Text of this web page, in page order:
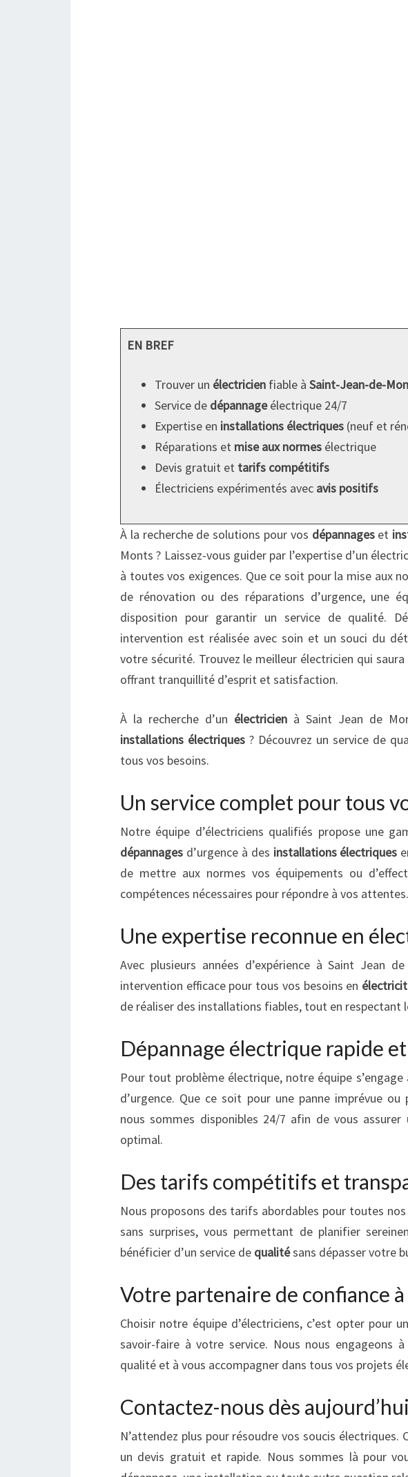
EN BREF
Trouver un électricien fiable à Saint-Jean-de-
Service de dépannageélectrique 24/7
Expertise en installations électriques (neuf et
Réparations et mise aux normes électrique
Devis gratuit et tarifs compétitifs
Électriciens expérimentés avec avis positifs
À la recherche de solutions pour vos dépannageset
Monts ? Laissez-vous guider par l’expertise d’un
à toutes vos exigences. Que ce soit pour la mise aux
de rénovation ou des réparations d’urgence, une
disposition pour garantir un service de qualité.
intervention est réalisée avec soin et un souci du
votre sécurité. Trouvez le meilleur électricien qui
offrant tranquillité d’esprit et satisfaction.
À la recherche d’un électricienà Saint Jean de
installations électriques? Découvrez un service de
tous vos besoins.
Un service complet pour tous
Notre équipe d’électriciens qualifiés propose une
dépannages d’urgence à des installations électriques
de mettre aux normes vos équipements ou
compétences nécessaires pour répondre à vos attentes.
Une expertise reconnue en
Avec plusieurs années d’expérience à Saint Jean
intervention efficace pour tous vos besoins en
de réaliser des installations fiables, tout en respectant
Dépannage électrique rapide
Pour tout problème électrique, notre équipe
d’urgence. Que ce soit pour une panne imprévue
nous sommes disponibles 24/7 afin de vous
optimal.
Des tarifs compétitifs et
Nous proposons des tarifs abordables pour toutes
sans surprises, vous permettant de planifier
bénéficier d’un service de qualitésans dépasser votre
Votre partenaire de confiance
Choisir notre équipe d’électriciens, c’est opter pour un
savoir-faire à votre service. Nous nous engageons
qualité et à vous accompagner dans tous vos projets
Contactez-nous dès aujourd’hui
N’attendez plus pour résoudre vos soucis électriques.
un devis gratuit et rapide. Nous sommes là pour